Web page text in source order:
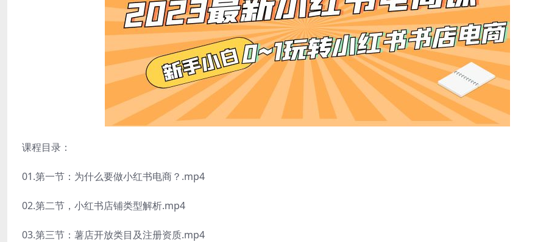
课程目录：
01.第一节：为什么要做小红书电商？.mp4
02.第二节，小红书店铺类型解析.mp4
03.第三节：薯店开放类目及注册资质.mp4